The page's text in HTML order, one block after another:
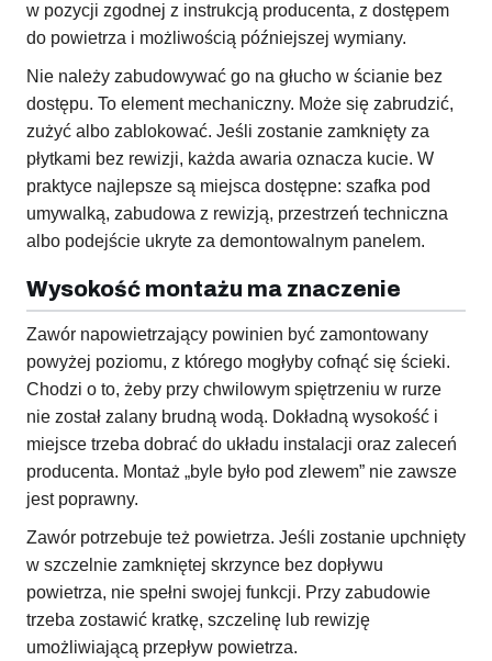
w pozycji zgodnej z instrukcją producenta, z dostępem
do powietrza i możliwością późniejszej wymiany.
Nie należy zabudowywać go na głucho w ścianie bez
dostępu. To element mechaniczny. Może się zabrudzić,
zużyć albo zablokować. Jeśli zostanie zamknięty za
płytkami bez rewizji, każda awaria oznacza kucie. W
praktyce najlepsze są miejsca dostępne: szafka pod
umywalką, zabudowa z rewizją, przestrzeń techniczna
albo podejście ukryte za demontowalnym panelem.
Wysokość montażu ma znaczenie
Zawór napowietrzający powinien być zamontowany
powyżej poziomu, z którego mogłyby cofnąć się ścieki.
Chodzi o to, żeby przy chwilowym spiętrzeniu w rurze
nie został zalany brudną wodą. Dokładną wysokość i
miejsce trzeba dobrać do układu instalacji oraz zaleceń
producenta. Montaż „byle było pod zlewem” nie zawsze
jest poprawny.
Zawór potrzebuje też powietrza. Jeśli zostanie upchnięty
w szczelnie zamkniętej skrzynce bez dopływu
powietrza, nie spełni swojej funkcji. Przy zabudowie
trzeba zostawić kratkę, szczelinę lub rewizję
umożliwiającą przepływ powietrza.